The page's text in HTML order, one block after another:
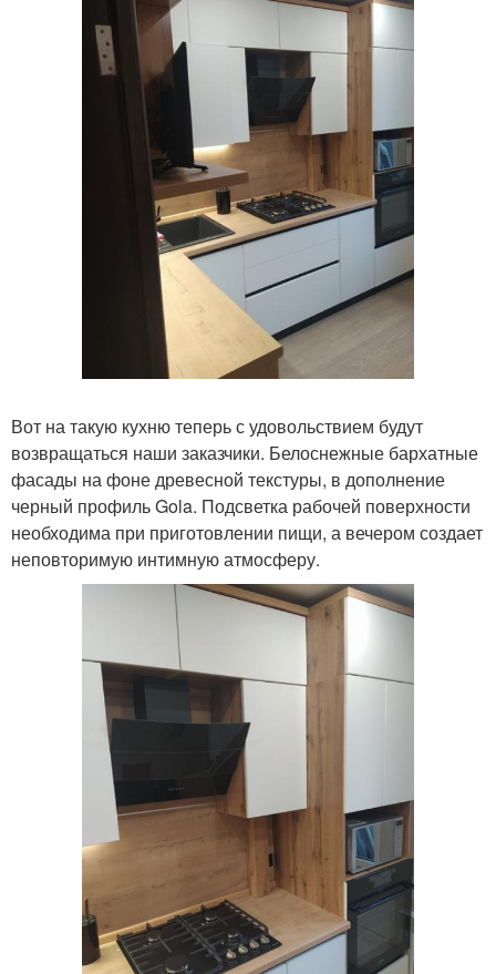
Вот на такую кухню теперь с удовольствием будут
возвращаться наши заказчики. Белоснежные бархатные
фасады на фоне древесной текстуры, в дополнение
черный профиль Gola. Подсветка рабочей поверхности
необходима при приготовлении пищи, а вечером создает
неповторимую интимную атмосферу.